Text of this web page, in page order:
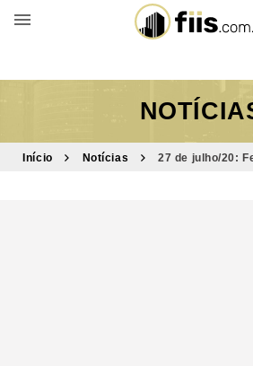
BUSCAR POR FUNDO
Início Notícias
27 de julho/20: